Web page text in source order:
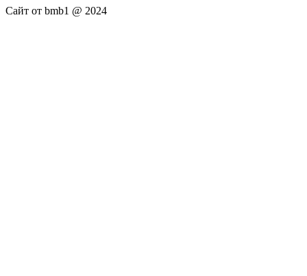
Сайт от bmb1 @ 2024